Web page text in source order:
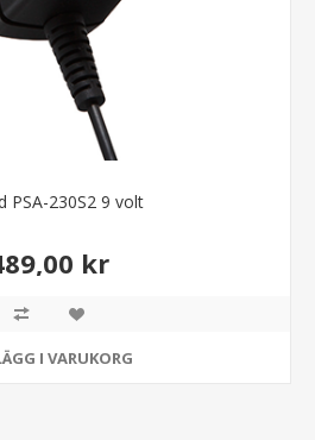
PSA-230S2 9 volt
kr
I VARUKORG